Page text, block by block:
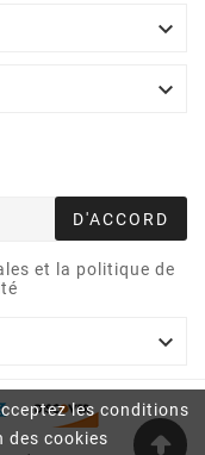
les conditions
des cookies


D'ACCORD
et la politique de
